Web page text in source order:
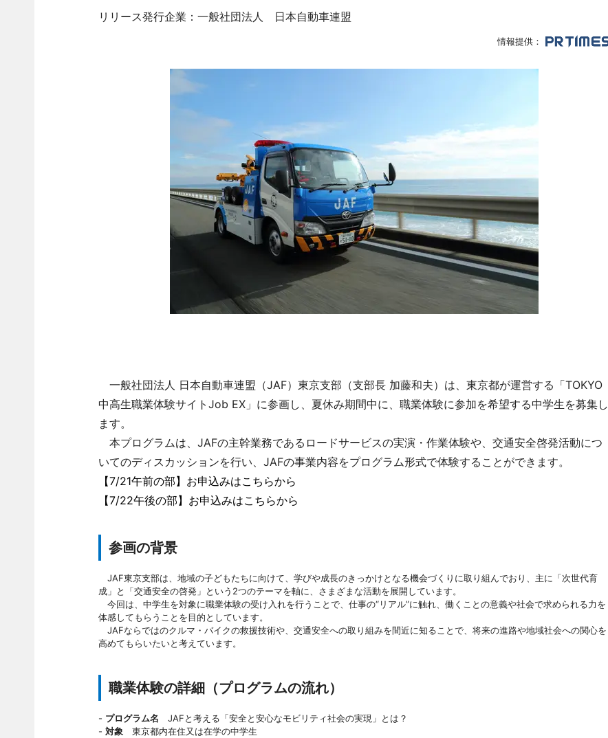
リリース発行企業：一般社団法人 日本自動車連盟
情報提供：
一般社団法人 日本自動車連盟（JAF）東京支部（支部長 加藤和夫）は、東京都が運営する「TOKYO
中高生職業体験サイトJob EX」に参画し、夏休み期間中に、職業体験に参加を希望する中学生を募集し
ます。
本プログラムは、JAFの主幹業務であるロードサービスの実演・作業体験や、交通安全啓発活動につ
いてのディスカッションを行い、JAFの事業内容をプログラム形式で体験することができます。
【7/21午前の部】お申込みはこちらから
【7/22午後の部】お申込みはこちらから
参画の背景
JAF東京支部は、地域の子どもたちに向けて、学びや成長のきっかけとなる機会づくりに取り組んでおり、主に「次世代育
成」と「交通安全の啓発」という2つのテーマを軸に、さまざまな活動を展開しています。
今回は、中学生を対象に職業体験の受け入れを行うことで、仕事の“リアル”に触れ、働くことの意義や社会で求められる力を
体感してもらうことを目的としています。
JAFならではのクルマ・バイクの救援技術や、交通安全への取り組みを間近に知ることで、将来の進路や地域社会への関心を
高めてもらいたいと考えています。
職業体験の詳細（プログラムの流れ）
- プログラム名 JAFと考える「安全と安心なモビリティ社会の実現」とは？
- 対象 東京都内在住又は在学の中学生